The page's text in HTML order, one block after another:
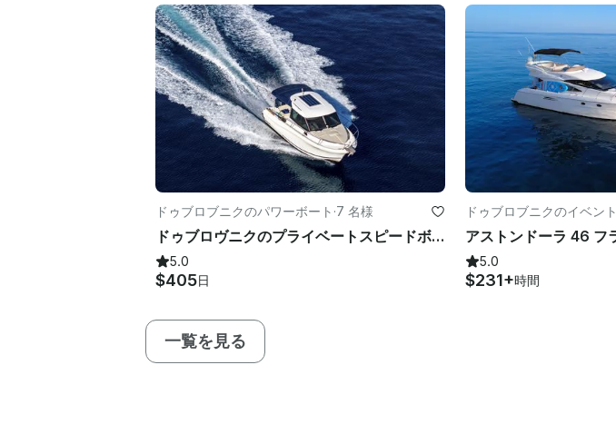
ドゥブロブニクのパワーボート ·7 名様
ドゥブロヴニクのプライベートスピードボート
5.0
$405日
ドゥブロブニクのイベント
5.0
$231+時間
一覧を見る